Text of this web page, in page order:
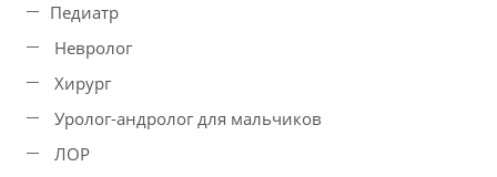
Педиатр
Невролог
Хирург
Уролог-андролог для мальчиков
ЛОР